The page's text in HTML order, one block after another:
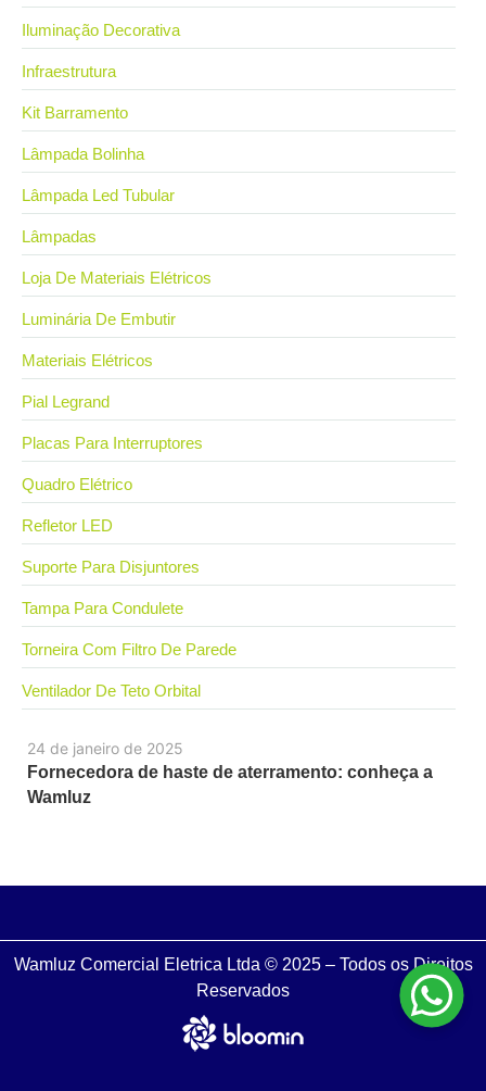
24 de janeiro de 2025
Fornecedora de haste de aterramento: conheça a
Wamluz
Iluminação Decorativa
Infraestrutura
Kit Barramento
Lâmpada Bolinha
Lâmpada Led Tubular
Lâmpadas
Loja De Materiais Elétricos
Luminária De Embutir
Materiais Elétricos
Pial Legrand
Placas Para Interruptores
Quadro Elétrico
Refletor LED
Suporte Para Disjuntores
Tampa Para Condulete
Torneira Com Filtro De Parede
Ventilador De Teto Orbital
Wamluz Comercial Eletrica Ltda © 2025 – Todos os Direitos
Reservados